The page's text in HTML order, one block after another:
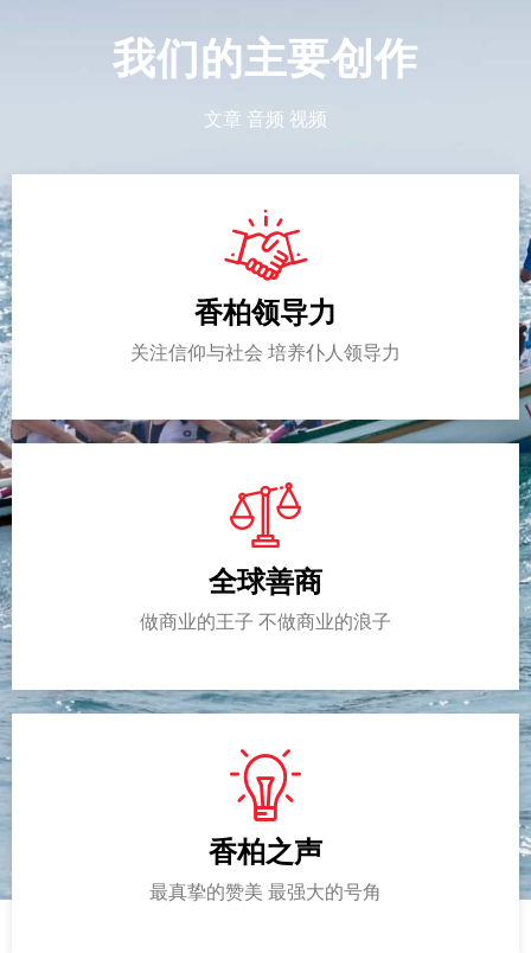
我们的主要创作
文章 音频 视频
香柏领导力
关注信仰与社会 培养仆人领导力
全球善商
做商业的王子 不做商业的浪子
香柏之声
最真挚的赞美 最强大的号角